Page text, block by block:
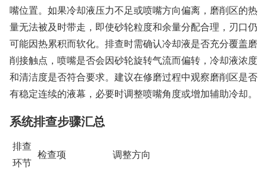
嘴位置。如果冷却液压力不足或喷嘴方向偏离，磨削区的热
量无法被及时带走，即使砂轮粒度和余量分配合理，刃口仍
可能因热累积而软化。排查时需确认冷却液是否充分覆盖磨
削接触点，喷嘴是否会因砂轮旋转气流而偏转，冷却液浓度
和清洁度是否符合要求。建议在修磨过程中观察磨削区是否
有稳定连续的液幕，必要时调整喷嘴角度或增加辅助冷却。
系统排查步骤汇总
排查
环节
检查项 调整方向